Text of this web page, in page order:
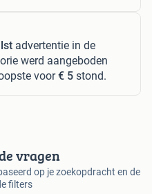
advertentie in de
werd aangeboden
voor€ 5 stond.
vragen
op je zoekopdracht en de
filters